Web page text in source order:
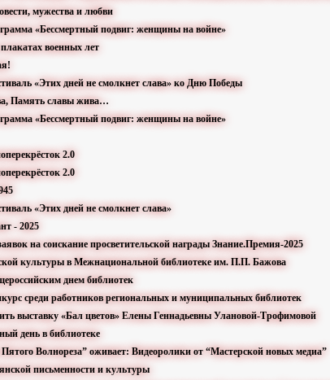
мужества и любви
«Бессмертный подвиг: женщины на войне»
военных лет
«Этих дней не смолкнет слава» ко Дню Победы
Память славы жива…
«Бессмертный подвиг: женщины на войне»
2.0
2.0
«Этих дней не смолкнет слава»
- 2025
на соискание просветительской награды Знание.Премия-2025
культуры в Межнациональной библиотеке им. П.П. Бажова
днем библиотек
среди работников региональных и муниципальных библиотек
выставку «Бал цветов» Елены Геннадьевны Улановой-Трофимовой
день в библиотеке
Волнореза” оживает: Видеоролики от “Мастерской новых медиа”
письменности и культуры